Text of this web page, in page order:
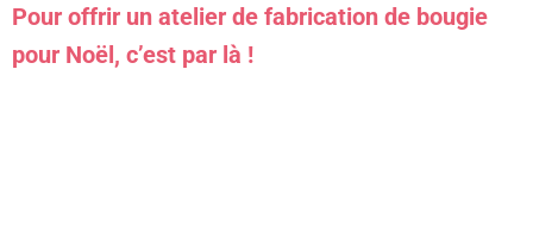
Pour offrir un atelier de fabrication de bougie
pour Noël, c’est par là !